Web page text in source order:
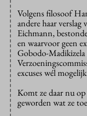
Volgens filosoof
andere haar
Eichmann,
en waarvoor geen
Gobodo-
excuses wél
Komt ze daar nu
geworden wat ze